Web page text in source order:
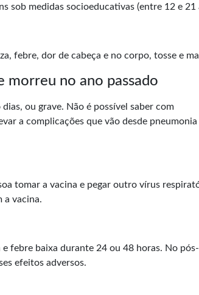
sob medidas socioeducativas (entre 12 e 21
febre, dor de cabeça e no corpo, tosse e
morreu no ano passado
ou grave. Não é possível saber com
a complicações que vão desde
tomar a vacina e pegar outro vírus
a vacina.
febre baixa durante 24 ou 48 horas. No
efeitos adversos.